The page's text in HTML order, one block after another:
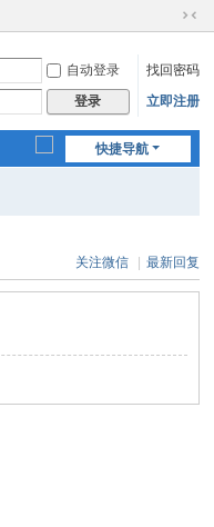
切
到
窄
自动登录
找回密码
登录 立即注册
快捷导航
关注微信 最新回复